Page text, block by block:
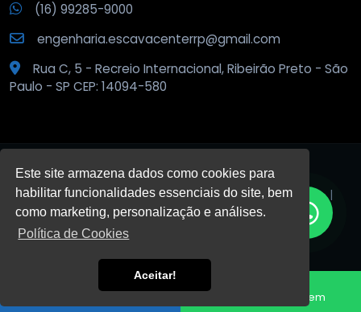
Este site armazena dados como cookies para
habilitar funcionalidades essenciais do site, bem
como marketing, personalização e análises.
Política de Cookies
Aceitar!
(16) 99285-9000
engenharia.escavacenterrp@gmail.com
Rua C, 5 - Recreio Internacional, Ribeirão Preto - São
Paulo - SP CEP: 14094-580
© 2026Escava Center .Todos os direitos reservados. |
Privacidade
HTML5 VALID CSS3 Enviar Mensagem